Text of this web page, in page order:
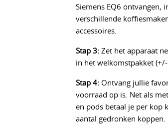
Siemens EQ6 ontvangen,
verschillende
accessoires.
Stap 3: Zet het apparaat
in het welkomstpakket
Stap 4: Ontvang jullie
voorraad op is. Net als
en pods betaal je per kop
aantal gedronken koppen.